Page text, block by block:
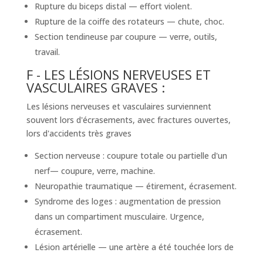
Rupture du biceps distal — effort violent.
Rupture de la coiffe des rotateurs — chute, choc.
Section tendineuse par coupure — verre, outils,
travail.
F - LES LÉSIONS NERVEUSES ET
VASCULAIRES GRAVES :
Les lésions nerveuses et vasculaires surviennent
souvent lors d'écrasements, avec fractures ouvertes,
lors d'accidents très graves
Section nerveuse : coupure totale ou partielle d'un
nerf— coupure, verre, machine.
Neuropathie traumatique — étirement, écrasement.
Syndrome des loges : augmentation de pression
dans un compartiment musculaire. Urgence,
écrasement.
Lésion artérielle — une artère a été touchée lors de